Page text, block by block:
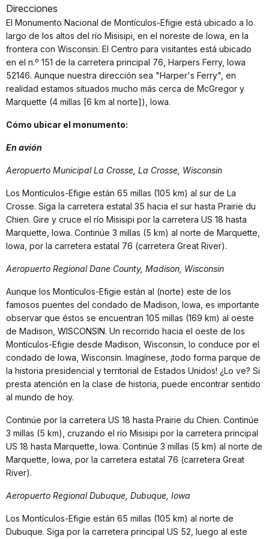
Direcciones
El Monumento Nacional de Montículos-Efigie está ubicado a lo
largo de los altos del río Misisipi, en el noreste de Iowa, en la
frontera con Wisconsin. El Centro para visitantes está ubicado
en el n.º 151 de la carretera principal 76, Harpers Ferry, Iowa
52146. Aunque nuestra dirección sea "Harper's Ferry", en
realidad estamos situados mucho más cerca de McGregor y
Marquette (4 millas [6 km al norte]), Iowa.
Cómo ubicar el monumento:
En avión
Aeropuerto Municipal La Crosse, La Crosse, Wisconsin
Los Montículos-Efigie están 65 millas (105 km) al sur de La
Crosse. Siga la carretera estatal 35 hacia el sur hasta Prairie du
Chien. Gire y cruce el río Misisipi por la carretera US 18 hasta
Marquette, Iowa. Continúe 3 millas (5 km) al norte de Marquette,
Iowa, por la carretera estatal 76 (carretera Great River).
Aeropuerto Regional Dane County, Madison, Wisconsin
Aunque los Montículos-Efigie están al (norte) este de los
famosos puentes del condado de Madison, Iowa, es importante
observar que éstos se encuentran 105 millas (169 km) al oeste
de Madison, WISCONSIN. Un recorrido hacia el oeste de los
Montículos-Efigie desde Madison, Wisconsin, lo conduce por el
condado de Iowa, Wisconsin. Imagínese, ¡todo forma parque de
la historia presidencial y territorial de Estados Unidos! ¿Lo ve? Si
presta atención en la clase de historia, puede encontrar sentido
al mundo de hoy.
Continúe por la carretera US 18 hasta Prairie du Chien. Continúe
3 millas (5 km), cruzando el río Misisipi por la carretera principal
US 18 hasta Marquette, Iowa. Continúe 3 millas (5 km) al norte de
Marquette, Iowa, por la carretera estatal 76 (carretera Great
River).
Aeropuerto Regional Dubuque, Dubuque, Iowa
Los Montículos-Efigie están 65 millas (105 km) al norte de
Dubuque. Siga por la carretera principal US 52, luego al este